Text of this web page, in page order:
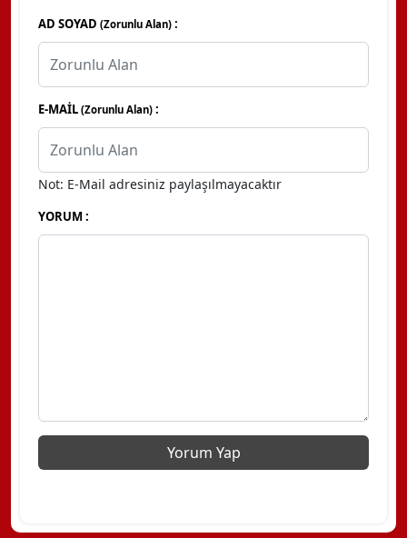
AD SOYAD (Zorunlu Alan) :
E-MAİL (Zorunlu Alan) :
Not: E-Mail adresiniz paylaşılmayacaktır
YORUM :